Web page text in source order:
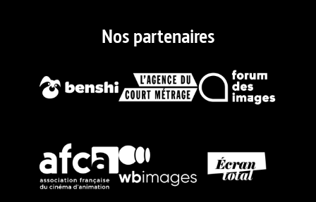
Nos partenaires